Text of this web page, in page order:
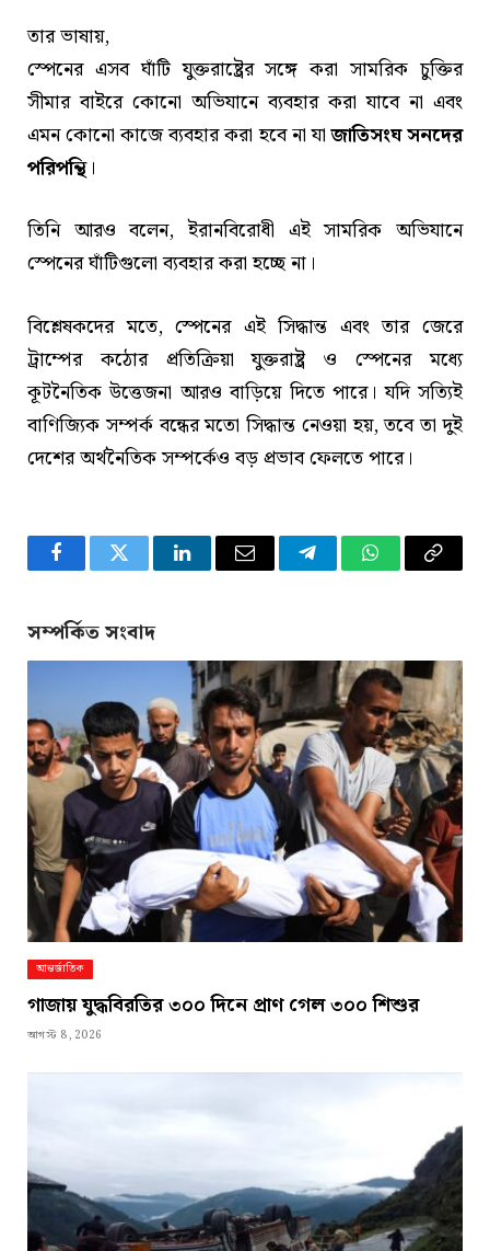
তার ভাষায়,
স্পেনের এসব ঘাঁটি যুক্তরাষ্ট্রের সঙ্গে করা সামরিক চুক্তির
সীমার বাইরে কোনো অভিযানে ব্যবহার করা যাবে না এবং
এমন কোনো কাজে ব্যবহার করা হবে না যাজাতিসংঘ সনদের
পরিপন্থি।
তিনি আরও বলেন, ইরানবিরোধী এই সামরিক অভিযানে
স্পেনের ঘাঁটিগুলো ব্যবহার করা হচ্ছে না।
বিশ্লেষকদের মতে, স্পেনের এই সিদ্ধান্ত এবং তার জেরে
ট্রাম্পের কঠোর প্রতিক্রিয়া যুক্তরাষ্ট্র ও স্পেনের মধ্যে
কূটনৈতিক উত্তেজনা আরও বাড়িয়ে দিতে পারে। যদি সত্যিই
বাণিজ্যিক সম্পর্ক বন্ধের মতো সিদ্ধান্ত নেওয়া হয়, তবে তা দুই
দেশের অর্থনৈতিক সম্পর্কেও বড় প্রভাব ফেলতে পারে।
FacebookTwitter LinkedInEmail TelegramWhatsApp
Copy
সম্পর্কিত সংবাদ
আন্তর্জাতিক
গাজায় যুদ্ধবিরতির ৩০০ দিনে প্রাণ গেল ৩০০ শিশুর
আগস্ট 8, 2026